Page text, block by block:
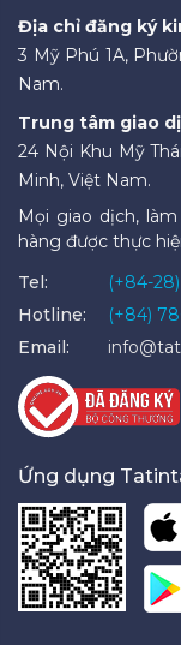
Địa chỉ đăng ký
3 Mỹ Phú 1A,
Nam.
Trung tâm giao
24 Nội Khu Mỹ
Minh, Việt Nam.
Mọi giao dịch,
hàng được thực
Tel:
(+84-28)
Hotline:
(+84)
Email:
Ứng dụng